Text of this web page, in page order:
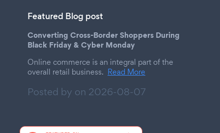
Featured Blog post
Converting Cross-Border Shoppers During
Black Friday & Cyber Monday
Online commerce is an integral part of the
overall retail business. Read More
Posted by on 2026-08-07